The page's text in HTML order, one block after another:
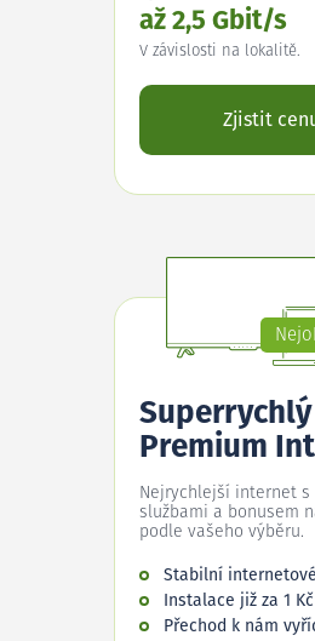
až 2,5 Gbit/s
V závislosti na lokalitě.
Zjistit
Superrychlý
Premium
Nejrychlejší internet s
službami a bonusem
podle vašeho výběru.
Stabilní
Instalace již za 1 Kč
Přechod k nám